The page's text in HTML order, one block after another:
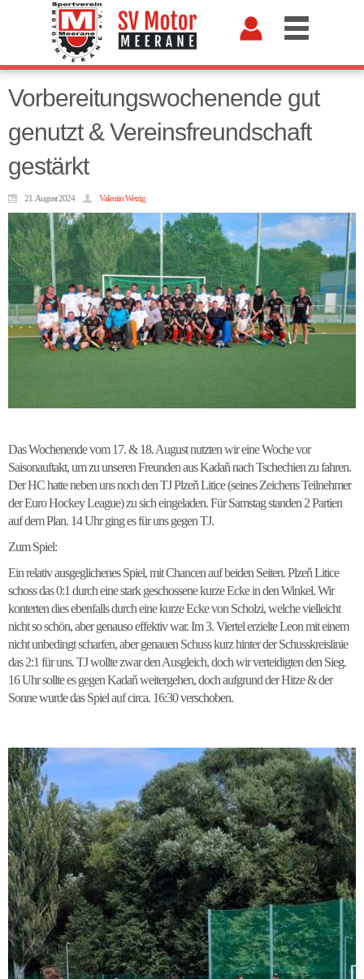
Vorbereitungswochenende gut
genutzt & Vereinsfreundschaft
gestärkt
21. August 2024 Valentin Wetzig
Das Wochenende vom 17. & 18. August nutzten wir eine Woche vor
Saisonauftakt, um zu unseren Freunden aus Kadaň nach Tschechien zu fahren.
Der HC hatte neben uns noch den TJ Plzeň Litice (seines Zeichens Teilnehmer
der Euro Hockey League) zu sich eingeladen. Für Samstag standen 2 Partien
auf dem Plan. 14 Uhr ging es für uns gegen TJ.
Zum Spiel:
Ein relativ ausgeglichenes Spiel, mit Chancen auf beiden Seiten. Plzeň Litice
schoss das 0:1 durch eine stark geschossene kurze Ecke in den Winkel. Wir
konterten dies ebenfalls durch eine kurze Ecke von Scholzi, welche vielleicht
nicht so schön, aber genauso effektiv war. Im 3. Viertel erzielte Leon mit einem
nicht unbedingt scharfen, aber genauen Schuss kurz hinter der Schusskreislinie
das 2:1 für uns. TJ wollte zwar den Ausgleich, doch wir verteidigten den Sieg.
16 Uhr sollte es gegen Kadaň weitergehen, doch aufgrund der Hitze & der
Sonne wurde das Spiel auf circa. 16:30 verschoben.